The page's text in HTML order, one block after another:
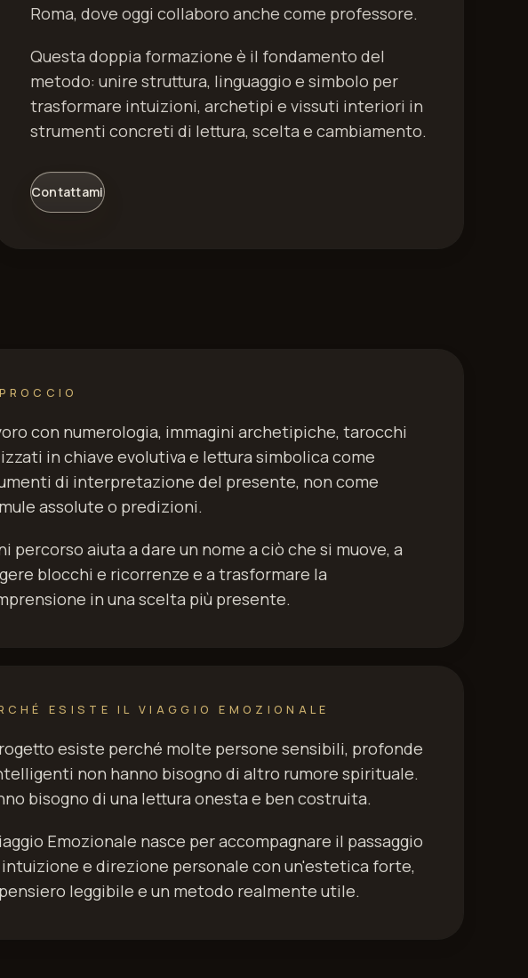
Roma, dove oggi collaboro anche come professore.
Questa doppia formazione è il fondamento del
metodo: unire struttura, linguaggio e simbolo per
trasformare intuizioni, archetipi e vissuti interiori in
strumenti concreti di lettura, scelta e cambiamento.
Contattami
con numerologia, immagini archetipiche, tarocchi
in chiave evolutiva e lettura simbolica come
di interpretazione del presente, non come
assolute o predizioni.
percorso aiuta a dare un nome a ciò che si muove, a
blocchi e ricorrenze e a trasformare la
in una scelta più presente.
ESISTE IL VIAGGIO EMOZIONALE
esiste perché molte persone sensibili, profonde
non hanno bisogno di altro rumore spirituale.
bisogno di una lettura onesta e ben costruita.
Emozionale nasce per accompagnare il passaggio
e direzione personale con un'estetica forte,
leggibile e un metodo realmente utile.